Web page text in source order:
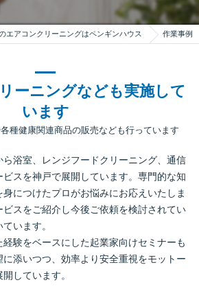
エアコンクリーニングはペンギンハウス 作業事例
ーニングなども実施して
います
種健康関連商品の販売なども行っています
浴室、レンジフードクリーニング、通信
スを神戸で展開しています。専門的な知
につけたプロがお悩みにお応えいたしま
スをご紹介し今後ご依頼を検討されてい
います。
験をベースにした起業家向けセミナーも
添いつつ、効率より安全重視をモットー
しています。